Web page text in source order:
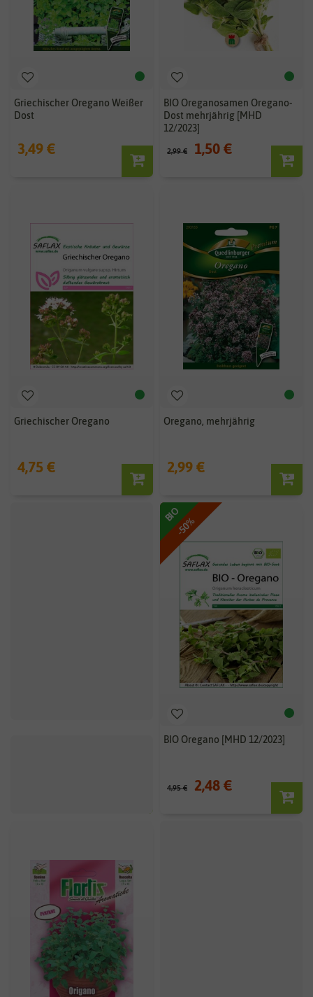
Griechischer Oregano Weißer
Dost
3,49 €
BIO Oreganosamen Oregano-
Dost mehrjährig [MHD
12/2023]
2,99 € 1,50 €
Griechischer Oregano
4,75 €
Oregano, mehrjährig
2,99 €
-50%
BIO
BIO Oregano [MHD 12/2023]
4,95 € 2,48 €